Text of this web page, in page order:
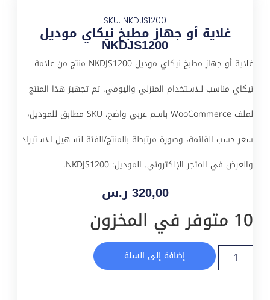
SKU: NKDJS1200
غلاية أو جهاز مطبخ نيكاي موديل
NKDJS1200
غلاية أو جهاز مطبخ نيكاي موديل NKDJS1200 منتج من علامة
نيكاي مناسب للاستخدام المنزلي واليومي. تم تجهيز هذا المنتج
لملف WooCommerce باسم عربي واضح، SKU مطابق للموديل،
سعر حسب القائمة، وصورة مرتبطة بالمنتج/الفئة لتسهيل الاستيراد
والعرض في المتجر الإلكتروني. الموديل: NKDJS1200.
320,00 ر.س
10 متوفر في المخزون
إضافة إلى السلة